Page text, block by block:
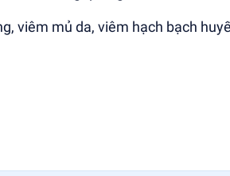
viêm mủ da, viêm hạch bạch
bớt tác dụng phụ đường tiêu